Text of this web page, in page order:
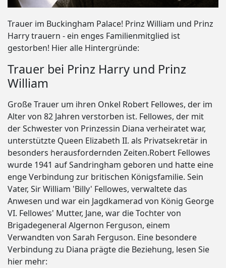
Trauer im Buckingham Palace! Prinz William und Prinz
Harry trauern - ein enges Familienmitglied ist
gestorben! Hier alle Hintergründe:
Trauer bei Prinz Harry und Prinz
William
Große Trauer um ihren Onkel Robert Fellowes, der im
Alter von 82 Jahren verstorben ist. Fellowes, der mit
der Schwester von Prinzessin Diana verheiratet war,
unterstützte Queen Elizabeth II. als Privatsekretär in
besonders herausfordernden Zeiten.Robert Fellowes
wurde 1941 auf Sandringham geboren und hatte eine
enge Verbindung zur britischen Königsfamilie. Sein
Vater, Sir William 'Billy' Fellowes, verwaltete das
Anwesen und war ein Jagdkamerad von König George
VI. Fellowes' Mutter, Jane, war die Tochter von
Brigadegeneral Algernon Ferguson, einem
Verwandten von Sarah Ferguson. Eine besondere
Verbindung zu Diana prägte die Beziehung, lesen Sie
hier mehr: